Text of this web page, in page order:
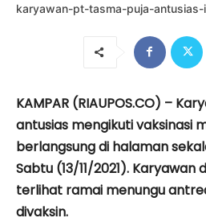
karyawan-pt-tasma-puja-
KAMPAR (RIAUPOS.CO) –
antusias mengikuti vaksinasi
berlangsung di halaman
Sabtu (13/11/2021). Karyawan
terlihat ramai menungu
divaksin.